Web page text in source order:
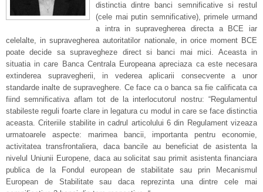
distinctia dintre banci semnificative si restul
(cele mai putin semnificative), primele urmand
a intra in supravegherea directa a BCE iar
celelalte, in supravegherea autoritatilor nationale, in orice moment BCE
poate decide sa supravegheze direct si banci mai mici. Aceasta in
situatia in care Banca Centrala Europeana apreciaza ca este necesara
extinderea supravegherii, in vederea aplicarii consecvente a unor
standarde inalte de supraveghere. Ce face ca o banca sa fie calificata ca
fiind semnificativa aflam tot de la interlocutorul nostru: “Regulamentul
stabileste reguli foarte clare in legatura cu modul in care se face distinctia
aceasta. Criteriile stabilite in cadrul articolului 6 din Regulament vizeaza
urmatoarele aspecte: marimea bancii, importanta pentru economie,
activitatea transfrontaliera, daca bancile au beneficiat de asistenta la
nivelul Uniunii Europene, daca au solicitat sau primit asistenta financiara
publica de la Fondul european de stabilitate sau prin Mecanismul
European de Stabilitate sau daca reprezinta una dintre cele mai